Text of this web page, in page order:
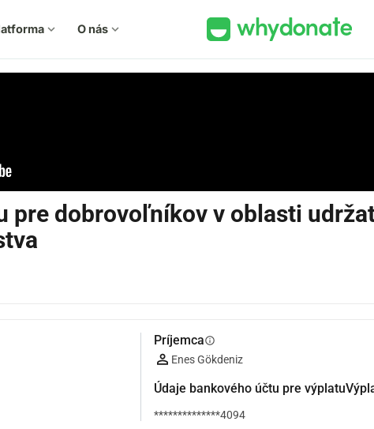
expand_more O nás expand_more
pre dobrovoľníkov v oblasti
Príjemcainfo
Enes Gökdeniz
Údaje bankového účtu pre
**************4094